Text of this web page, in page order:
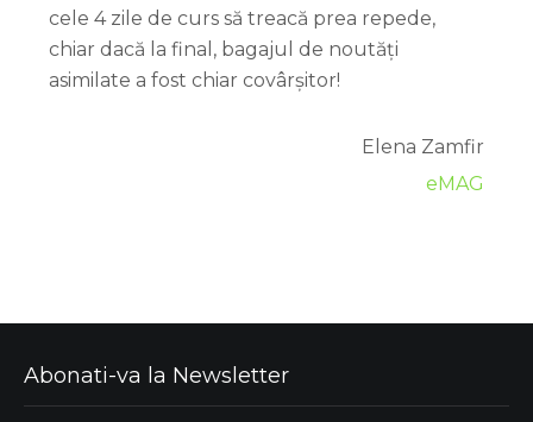
cele 4 zile de curs să treacă prea repede,
chiar dacă la final, bagajul de noutăți
asimilate a fost chiar covârșitor!
Elena Zamfir
eMAG
Abonati-va la Newsletter